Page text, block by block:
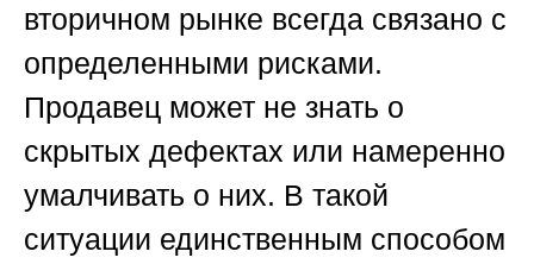
вторичном рынке всегда связано с
определенными рисками.
Продавец может не знать о
скрытых дефектах или намеренно
умалчивать о них. В такой
ситуации единственным способом